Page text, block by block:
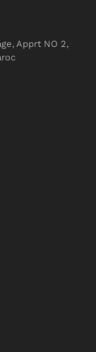
Apprt NO 2,